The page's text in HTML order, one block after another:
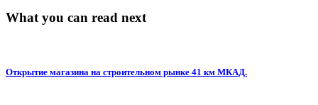
What you can read next
Открытие магазина на строительном рынке 41 км МКАД.